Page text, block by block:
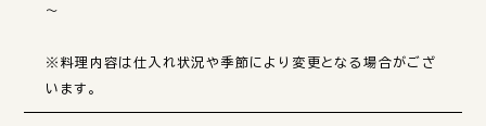
～
※料理内容は仕入れ状況や季節により変更となる場合がござ
います。